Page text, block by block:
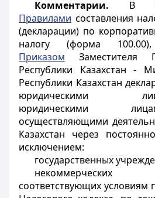
Комментарии. В
Правилами составления
(декларации) по
налогу (форма 100.00),
Приказом Заместителя
Республики Казахстан -
Республики Казахстан
юридическими
юридическими лицами-
осуществляющими
Казахстан через
исключением:
государственных
некоммерческих
соответствующих условиям